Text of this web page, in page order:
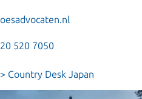
520 7050
> Country Desk Japan